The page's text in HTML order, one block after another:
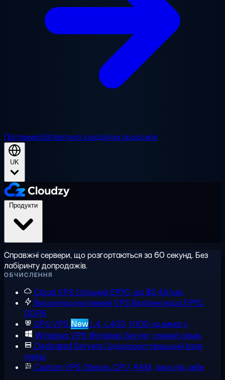
ПідтримкаЗв'язатися з відділом продажів
UK
Справжні сервери, що розгортаються за 60 секунд. Без
лабіринту допродажів.
ОБЧИСЛЕННЯ
Cloud VPS Спільний EPYC, від $2,48/міс
Високопродуктивний VPS Виділені ядра EPYC,
DDR5
GPU VPS New L4, L40S, H100 на вимогу
Windows VPS Windows Server, повний адмін
Dedicated Servers Однокористувацький bare
metal
Custom VPS Оберіть CPU, RAM, диск під себе